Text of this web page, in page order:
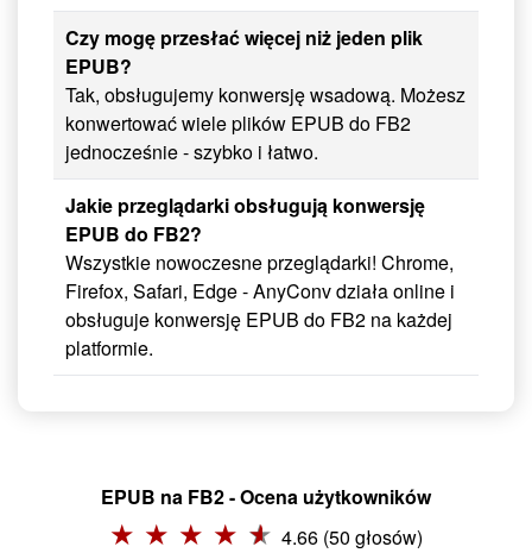
Czy mogę przesłać więcej niż jeden plik
EPUB?
Tak, obsługujemy konwersję wsadową. Możesz
konwertować wiele plików EPUB do FB2
jednocześnie - szybko i łatwo.
Jakie przeglądarki obsługują konwersję
EPUB do FB2?
Wszystkie nowoczesne przeglądarki! Chrome,
Firefox, Safari, Edge - AnyConv działa online i
obsługuje konwersję EPUB do FB2 na każdej
platformie.
EPUB na FB2 - Ocena użytkowników
4.66 (50 głosów)